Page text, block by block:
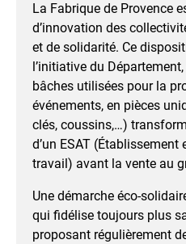
La Fabrique de Provence
d’innovation des
et de solidarité. Ce
l’initiative du
bâches utilisées pour la
événements, en pièces
clés, coussins,…)
d’un ESAT (Établissement
travail) avant la vente au
Une démarche éco-
qui fidélise toujours plus
proposant régulièrement